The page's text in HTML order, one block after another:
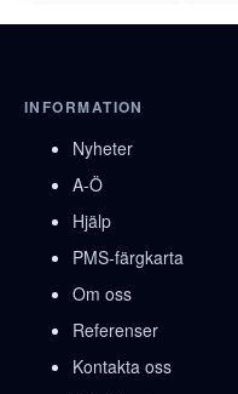
INFORMATION
Nyheter
A-Ö
Hjälp
PMS-färgkarta
Om oss
Referenser
Kontakta oss